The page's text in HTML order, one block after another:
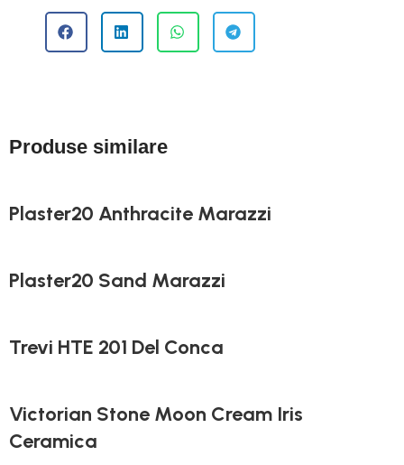
Produse similare
Plaster20 Anthracite Marazzi
Plaster20 Sand Marazzi
Trevi HTE 201 Del Conca
Victorian Stone Moon Cream Iris
Ceramica